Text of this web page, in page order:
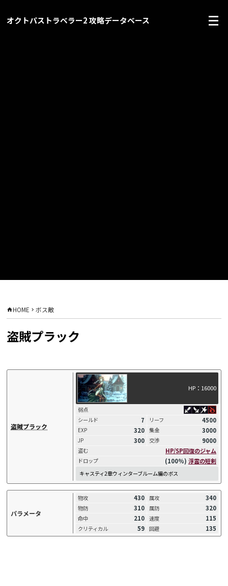
オクトパストラベラー2 攻略データベース
HOME ボス敵
盗賊プラック
盗賊プラック
HP：16000
弱点
シールド
7 リーフ 4500
EXP 320 集金 3000
JP 300 交渉 9000
盗む HP/SP回復のジャム
ドロップ (100%) 浮雲の短剣
キャスティ2章ウィンターブルーム編のボス
パラメータ
物攻 430 属攻 340
物防 310 属防 320
命中 210 速度 115
クリティカル 59 回避 135